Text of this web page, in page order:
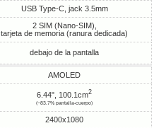
USB Type-C, jack 3.5mm
2 SIM (Nano-SIM),
tarjeta de memoria (ranura dedicada)
debajo de la pantalla
AMOLED
6.44", 100.1cm2
(~83.7% pantalla-cuerpo)
2400x1080